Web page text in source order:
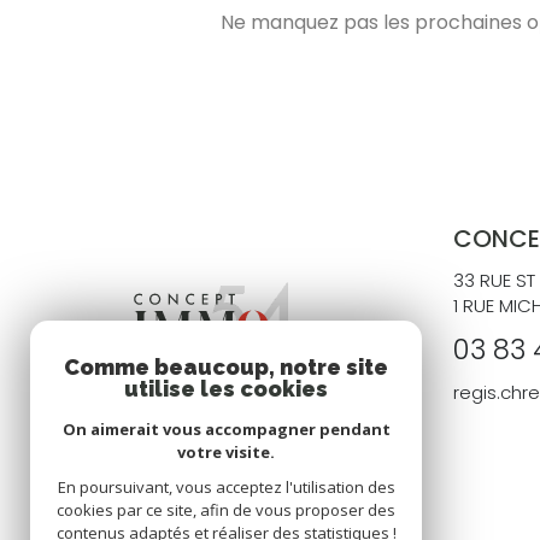
Ne manquez pas les prochaines
33 RUE
1 RUE
03 83
Comme beaucoup, notre site
utilise les cookies
On aimerait vous accompagner pendant
votre visite.
En poursuivant, vous acceptez l'utilisation des
cookies par ce site, afin de vous proposer des
contenus adaptés et réaliser des statistiques !